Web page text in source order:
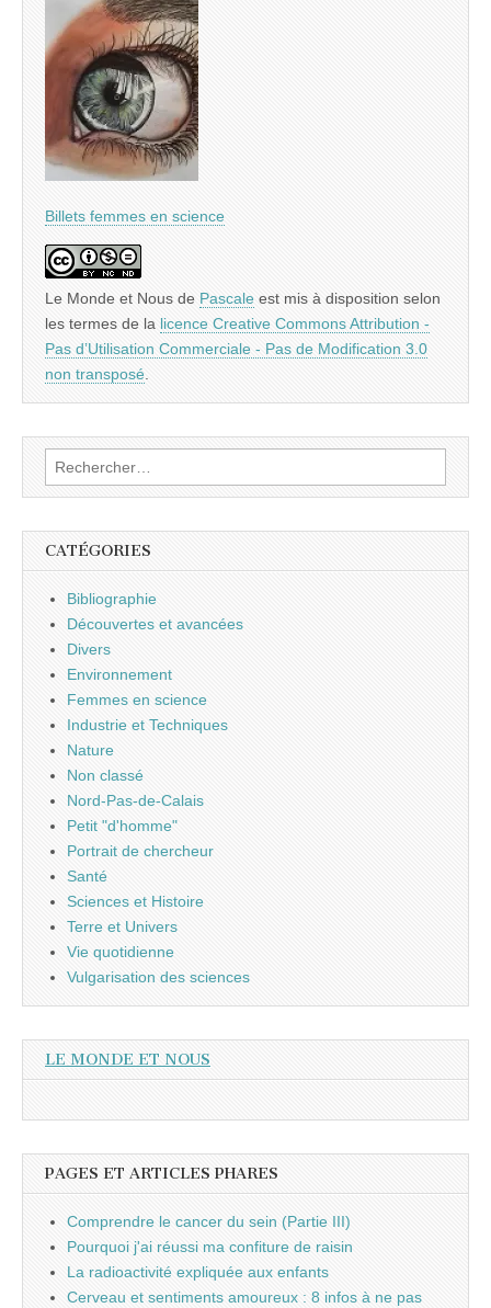
Billets femmes en science
Le Monde et Nous de Pascale est mis à disposition selon
les termes de la licence Creative Commons Attribution -
Pas d’Utilisation Commerciale - Pas de Modification 3.0
non transposé
Rechercher :
CATÉGORIES
Bibliographie
Découvertes et avancées
Divers
Environnement
Femmes en science
Industrie et Techniques
Nature
Non classé
Nord-Pas-de-Calais
Petit "d'homme"
Portrait de chercheur
Santé
Sciences et Histoire
Terre et Univers
Vie quotidienne
Vulgarisation des sciences
LE MONDE ET NOUS
PAGES ET ARTICLES PHARES
Comprendre le cancer du sein (Partie III)
Pourquoi j'ai réussi ma confiture de raisin
La radioactivité expliquée aux enfants
Cerveau et sentiments amoureux : 8 infos à ne pas